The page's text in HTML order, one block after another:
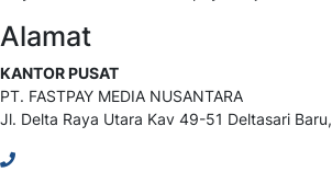
Alamat
KANTOR PUSAT
PT. FASTPAY MEDIA NUSANTARA
Jl. Delta Raya Utara Kav 49-51 Deltasari